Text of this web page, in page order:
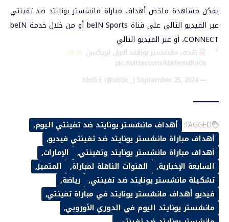
يمكن مشاهدة ملخص أهداف مباراة مانشستر يونايتد ضد تفينتي
عبر الفيديو التالي على قناة beIN Sports أو من خ
لال خدمة beIN
CONNECT، أو عبر الفيديو التالي
هدف مانشستر يونايتد الاول ايريكسن
pic.twitter.com/kbHem4RaOs
— KinG £ (@xKGx__)
September 25, 2024
TAGGED: أهداف مانشستر يونايتد ضد تفينتي اليوم
أهداف مباراة مانشستر يونايتد ضد تفينتي فيديو
أهداف مباراة مانشستر يونايتد وتفينتي
الإمارات
السابعة الإخبارية
القنوات الناقلة لمباراة
المتميز
تشكيلة مانشستر يونايتد ضد تفينتي
رياضة
فيديو أهداف مانشستر يونايتد في مباراة تفينتي
مانشستر يونايتد اليوم في الدوري الأوروبي